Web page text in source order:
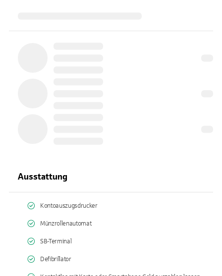
Ausstattung
Kontoauszugsdrucker
Münzrollenautomat
SB-Terminal
Defibrillator